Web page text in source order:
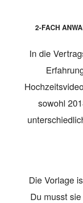
2-FACH
In die
sowohl
Die Vorlage
Du musst